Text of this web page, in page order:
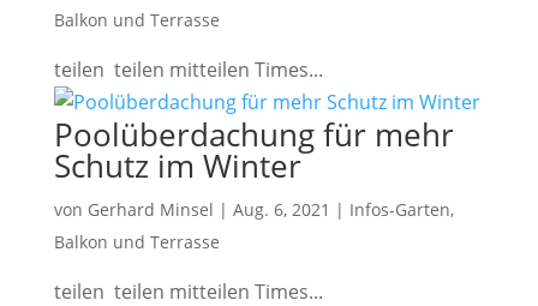
Balkon und Terrasse
teilen teilen mitteilen Times...
Poolüberdachung für mehr
Schutz im Winter
von Gerhard Minsel | Aug. 6, 2021 | Infos-Garten,
Balkon und Terrasse
teilen teilen mitteilen Times...